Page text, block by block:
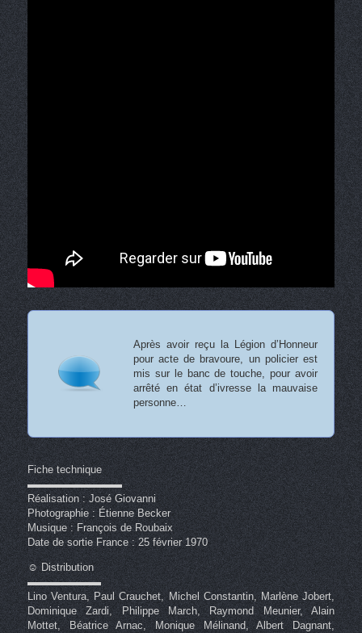
Après avoir reçu la Légion d’Honneur
pour acte de bravoure, un policier est
mis sur le banc de touche, pour avoir
arrêté en état d’ivresse la mauvaise
personne…
Fiche technique
▬▬▬▬▬▬▬▬▬
Réalisation : José Giovanni
Photographie : Étienne Becker
Musique : François de Roubaix
Date de sortie France : 25 février 1970
☺ Distribution
▬▬▬▬▬▬▬
Lino Ventura, Paul Crauchet, Michel Constantin, Marlène Jobert,
Dominique Zardi, Philippe March, Raymond Meunier, Alain
Mottet, Béatrice Arnac, Monique Mélinand, Albert Dagnant,